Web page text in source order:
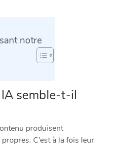
notre
semble-t-il
produisent
C’est à la fois leur